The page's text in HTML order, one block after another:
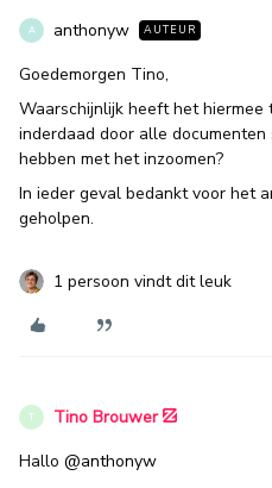
A anthonyw AUTEUR
Goedemorgen Tino,
Waarschijnlijk heeft het hiermee
inderdaad door alle
hebben met het inzoomen?
In ieder geval bedankt voor het
geholpen.
1 persoon vindt dit leuk
T Tino Brouwer
Hallo @anthonyw